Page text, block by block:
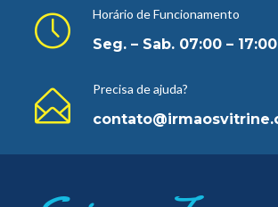
Horário de Funcionamento
Seg. – Sab. 07:00 – 17:00
Precisa de ajuda?